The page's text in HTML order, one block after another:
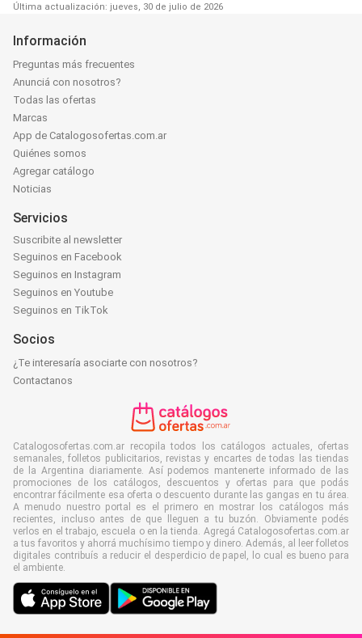
Última actualización: jueves, 30 de julio de 2026
Información
Preguntas más frecuentes
Anunciá con nosotros?
Todas las ofertas
Marcas
App de Catalogosofertas.com.ar
Quiénes somos
Agregar catálogo
Noticias
Servicios
Suscribite al newsletter
Seguinos en Facebook
Seguinos en Instagram
Seguinos en Youtube
Seguinos en TikTok
Socios
¿Te interesaría asociarte con nosotros?
Contactanos
Catalogosofertas.com.ar recopila todos los catálogos actuales, ofertas
semanales, folletos publicitarios, revistas y encartes de todas las tiendas
de la Argentina diariamente. Así podemos mantenerte informado de las
promociones de los catálogos, descuentos y ofertas para que podás
encontrar fácilmente esa oferta o descuento durante las gangas en tu área.
A menudo nuestro portal es el primero en mostrar los catálogos más
recientes, incluso antes de que lleguen a tu buzón. Obviamente podés
verlos en el trabajo, escuela o en la tienda. Agregá Catalogosofertas.com.ar
a tus favoritos y ahorrá muchísimo tiempo y dinero. Además, al leer folletos
digitales contribuís a reducir el desperdicio de papel, lo cual es bueno para
el ambiente.